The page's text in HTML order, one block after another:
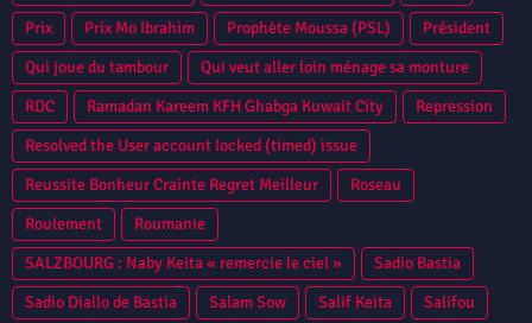
Prix
Prix Mo Ibrahim Prophète Moussa (PSL)
Président
Qui joue du tambour
Qui veut aller loin ménage sa monture
RDC
Ramadan Kareem KFH Ghabga Kuwait City
Repression
Resolved the User account locked (timed) issue
Reussite Bonheur Crainte Regret Meilleur
Roseau
Roulement
Roumanie
SALZBOURG : Naby Keita « remercie le ciel »
Sadio Bastia
Sadio Diallo de Bastia
Salam Sow Salif Keita Salifou